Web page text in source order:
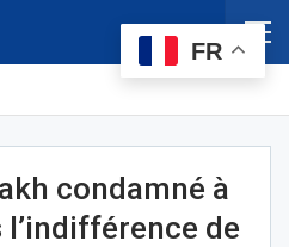
condamné à
de
FR